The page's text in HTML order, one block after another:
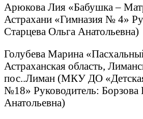
Арюкова Лия «Бабушка –
Астрахани «Гимназия № 4»
Старцева Ольга Анатольевна)
Голубева Марина
Астраханская область,
пос..Лиман (МКУ ДО
№18» Руководитель: Борзова
Анатольевна)